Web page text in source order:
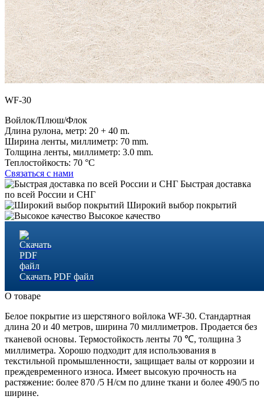
WF-30
Войлок/Плюш/Флок
Длина рулона, метр: 20 + 40 m.
Ширина ленты, миллиметр: 70 mm.
Толщина ленты, миллиметр: 3.0 mm.
Теплостойкость: 70 °C
Связаться с нами
Быстрая доставка
по всей России и СНГ
Широкий выбор покрытий
Высокое качество
Скачать PDF файл
О товаре
Белое покрытие из шерстяного войлока WF-30. Стандартная
длина 20 и 40 метров, ширина 70 миллиметров. Продается без
тканевой основы. Термостойкость ленты 70 ℃, толщина 3
миллиметра. Хорошо подходит для использования в
текстильной промышленности, защищает валы от коррозии и
преждевременного износа. Имеет высокую прочность на
растяжение: более 870 /5 Н/см по длине ткани и более 490/5 по
ширине.